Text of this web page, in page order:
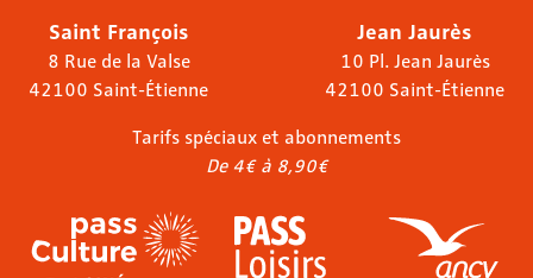
Saint François
8 Rue de la Valse
42100 Saint-Étienne
Jean Jaurès
10 Pl. Jean Jaurès
42100 Saint-Étienne
Tarifs spéciaux et abonnements
De 4€ à 8,90€